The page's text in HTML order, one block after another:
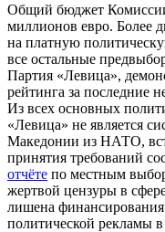
Общий бюджет
миллионов евро. Более
на платную
все остальные
Партия «Левица»,
рейтинга за последние
Из всех основных
«Левица» не является
Македонии из НАТО,
принятия требований
отчёте по местным
жертвой цензуры в
лишена
политической рекламы